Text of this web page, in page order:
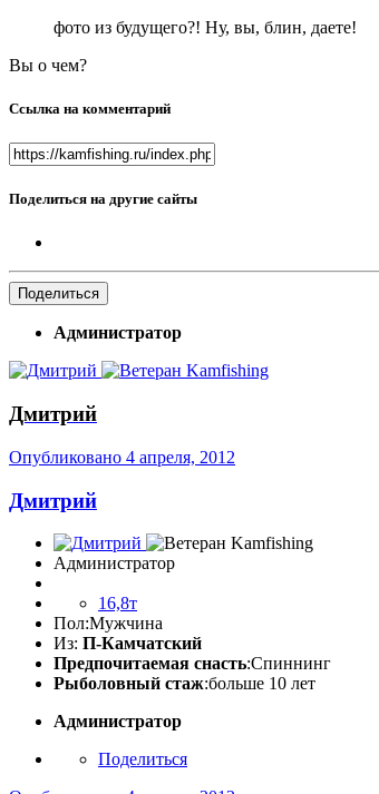
фото из будущего?! Ну, вы, блин, даете!
Вы о чем?
Ссылка на комментарий
Поделиться на другие сайты
Поделиться
Администратор
Дмитрий
Опубликовано 4 апреля, 2012
Дмитрий
Администратор
16,8т
Пол:Мужчина
Из: П-Камчатский
Предпочитаемая снасть:Спиннинг
Рыболовный стаж:больше 10 лет
Администратор
Поделиться